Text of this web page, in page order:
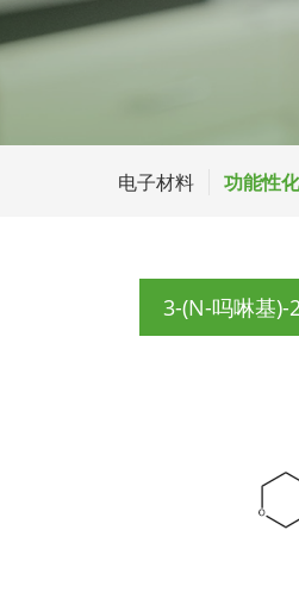
电子材料 功能性
3-(N-吗啉基)-